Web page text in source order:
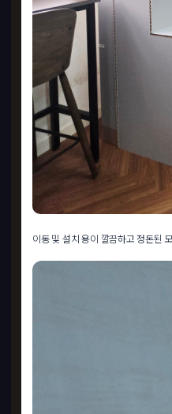
이동 및 설치 용이 깔끔하고 정돈된